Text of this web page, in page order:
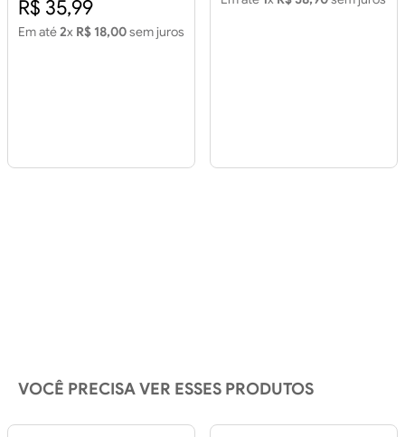
R$ 35,99
Em até2x R$ 18,00sem juros
VOCÊ PRECISA VER ESSES PRODUTOS